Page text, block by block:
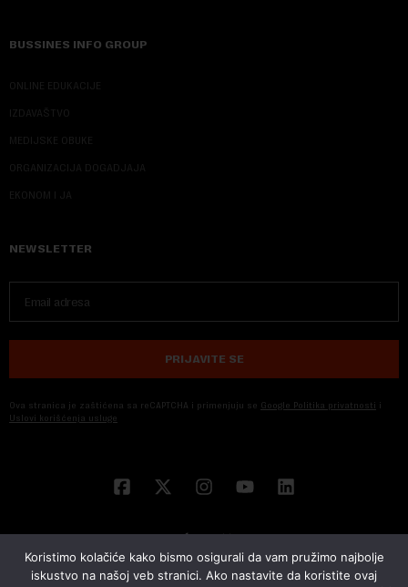
BUSSINES INFO GROUP
ONLINE EDUKACIJE
IZDAVAŠTVO
MEDIJSKE OBUKE
ORGANIZACIJA DOGADJAJA
EKONOM I JA
NEWSLETTER
PRIJAVITE SE
Ova stranica je zaštićena sa reCAPTCHA i primenjuju se Google Politika privatnosti i
Uslovi korišćenja usluge
Koristimo kolačiće kako bismo osigurali da vam pružimo najbolje
iskustvo na našoj veb stranici. Ako nastavite da koristite ovaj